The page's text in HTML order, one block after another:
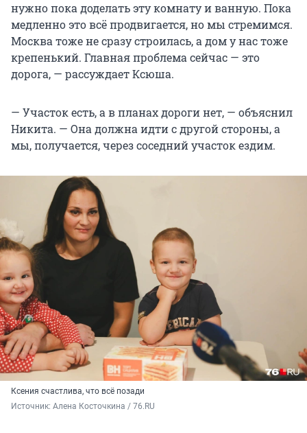
нужно пока доделать эту комнату и ванную. Пока
медленно это всё продвигается, но мы стремимся.
Москва тоже не сразу строилась, а дом у нас тоже
крепенький. Главная проблема сейчас — это
дорога, — рассуждает Ксюша.
— Участок есть, а в планах дороги нет, — объяснил
Никита. — Она должна идти с другой стороны, а
мы, получается, через соседний участок ездим.
Ксения счастлива, что всё позади
Источник: Алена Косточкина / 76.RU